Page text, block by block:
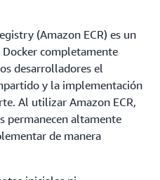
(Amazon ECR) es un
completamente
desarrolladores el
y la implementación
Al utilizar Amazon ECR,
permanecen altamente
de manera